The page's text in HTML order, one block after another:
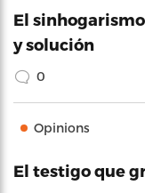
El
y solución
0
Opinions
El testigo que